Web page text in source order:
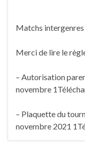
Matchs
Merci de lire le
– Autorisation
novembre
– Plaquette du
novembre 2021